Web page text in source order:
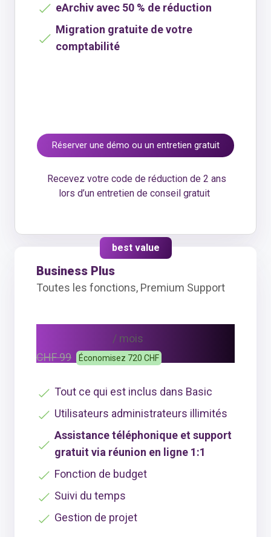
eArchiv avec 50 % de réduction
Migration gratuite de votre
comptabilité
Réserver une démo ou un entretien gratuit
Recevez votre code de réduction de 2 ans
lors d’un entretien de conseil gratuit
best value
Business Plus
Toutes les fonctions, Premium Support
/ mois
CHF 99
Économisez 720 CHF
Tout ce qui est inclus dans Basic
Utilisateurs administrateurs illimités
Assistance téléphonique et support
gratuit via réunion en ligne 1:1
Fonction de budget
Suivi du temps
Gestion de projet